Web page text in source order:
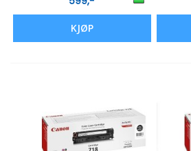
KJØP